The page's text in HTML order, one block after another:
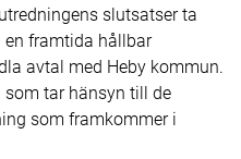
slutsatser ta
framtida hållbar
avtal med Heby kommun.
tar hänsyn till de
som framkommer i